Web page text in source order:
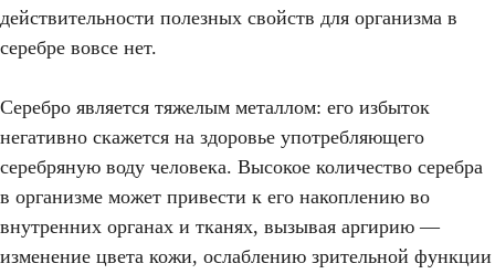
действительности полезных свойств для организма в
серебре вовсе нет.
Серебро является тяжелым металлом: его избыток
негативно скажется на здоровье употребляющего
серебряную воду человека. Высокое количество серебра
в организме может привести к его накоплению во
внутренних органах и тканях, вызывая аргирию —
изменение цвета кожи, ослаблению зрительной функции